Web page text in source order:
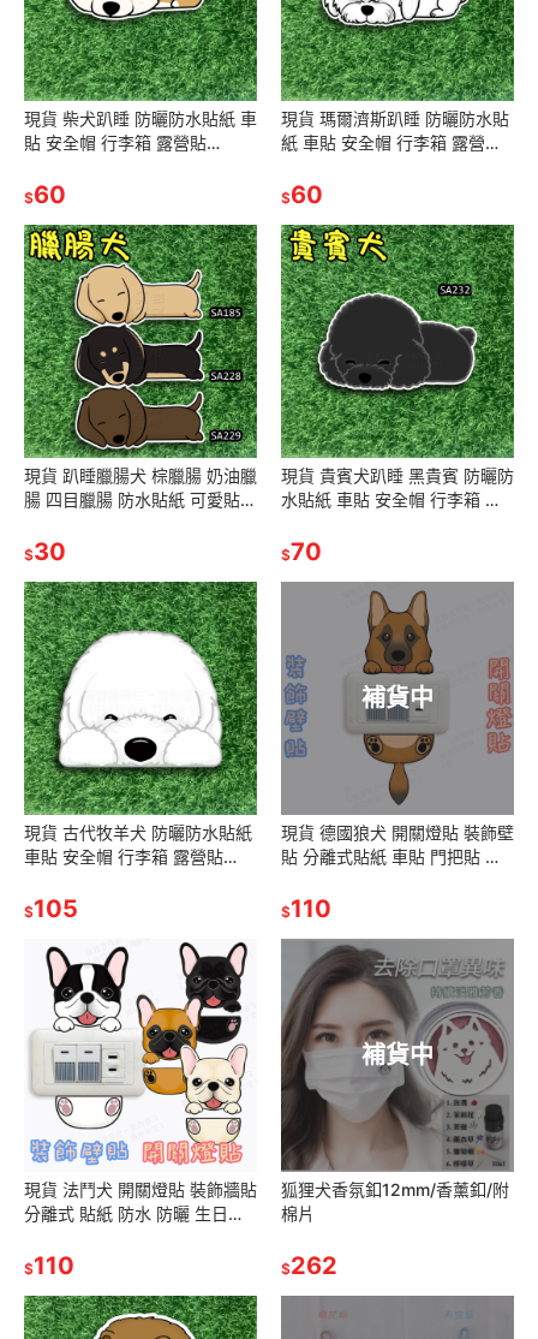
現貨 柴犬趴睡 防曬防水貼紙 車
貼 安全帽 行李箱 露營貼
$60
現貨 瑪爾濟斯趴睡 防曬防水貼
紙 車貼 安全帽 行李箱 露營貼
$60
現貨 趴睡臘腸犬 棕臘腸 奶油臘
腸 四目臘腸 防水貼紙 可愛貼紙
SA228 SA229
$30
現貨 貴賓犬趴睡 黑貴賓 防曬防
水貼紙 車貼 安全帽 行李箱 露
$70
現貨 古代牧羊犬 防曬防水貼紙
車貼 安全帽 行李箱 露營貼
$105
補貨中
現貨 德國狼犬 開關燈貼 裝飾壁
貼 分離式貼紙 車貼 門把貼 開
禮物聖誕禮物 警犬
$110
現貨 法鬥犬 開關燈貼 裝飾牆貼
分離式 貼紙 防水 防曬 生日禮
$110
補貨中
狐狸犬香氛釦12mm/香薰釦/附
棉片
$262